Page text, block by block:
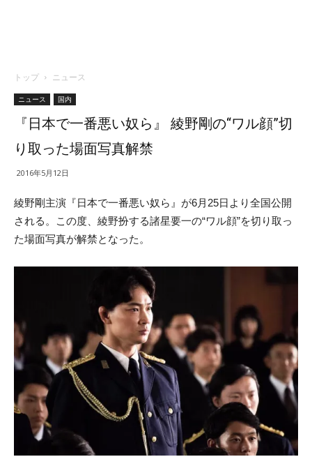
トップ ニュース
ニュース 国内
『日本で一番悪い奴ら』 綾野剛の“ワル顔”切
り取った場面写真解禁
2016年5月12日
綾野剛主演『日本で一番悪い奴ら』が6月25日より全国公開
される。この度、綾野扮する諸星要一の“ワル顔”を切り取っ
た場面写真が解禁となった。